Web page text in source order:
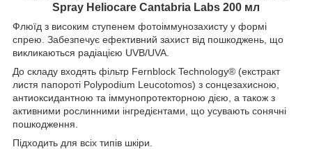
Spray Heliocare Cantabria Labs 200 мл
Флюїд з високим ступенем фотоіммунозахисту у формі
спрею. Забезпечує ефективний захист від пошкоджень, що
викликаються радіацією UVB/UVA.
До складу входять фільтр Fernblock Technology® (екстракт
листя папороті Polypodium Leucotomos) з сонцезахисною,
антиоксидантною та іммунопротекторною дією, а також з
активними рослинними інгредієнтами, що усувають сонячні
пошкодження.
Підходить для всіх типів шкіри.